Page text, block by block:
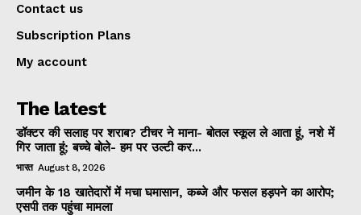
Contact us
Subscription Plans
My account
The latest
डॉक्टर की सलाह पर शराब? टीचर ने माना- बोतल स्कूल ले आता हूं, नशे में
गिर जाता हूं; बच्चे बोले- हम पर उल्टी कर...
भारत August 8, 2026
जमीन के 18 खातेदारों में मचा घमासान, कब्जे और फसल हड़पने का आरोप;
एसपी तक पहुंचा मामला